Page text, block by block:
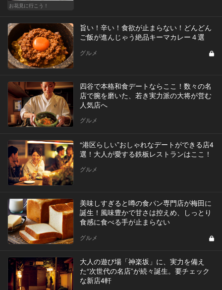
お花見に行こう！
旨い！辛い！食欲が止まらない！どんどん
ご飯が進んじゃう絶品キーマカレー４選
グルメ
四谷で本格和食デートならここ！数々の名
店で腕を磨いた、若き実力派の大将が営む
人気店へ
グルメ
“港区らしい”おしゃれなデートができる店4
選！大人が愛する鉄板レストランはここ！
グルメ
美味しすぎると噂の食パン専門店が梅田に
誕生！風味豊かで甘さは控えめ、しっとり
食感に食べる手が止まらない
グルメ
大人の遊び場「神楽坂」に、実力を備え
た“次世代の名店”が続々誕生。要チェック
な新店4軒